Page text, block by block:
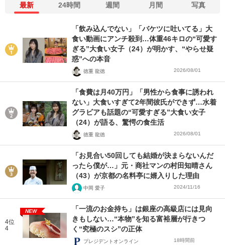
最新 24時間 週間 月間 写真
「飲み込んでない」「バケツに吐いてる」大
食い動画にアンチ殺到…体重46キロの“可愛す
ぎる”大食い女子（24）が明かす、“やらせ疑
惑”への本音
徳重 龍徳 2026/08/01
「食費は月40万円」「男性から食事に誘われ
ない」大食いすぎて2年間彼氏ができず…水着
グラビアも話題の“可愛すぎる”大食い女子
（24）が語る、驚愕の食生活
徳重 龍徳 2026/08/01
「お見合い50回しても結婚が決まらないんだ
ったら僕が…」元・商社マンの村田知晴さん
（43）が京都の名料亭に婿入りした理由
中岡 愛子 2024/11/16
4位
4
NEW
「一流のお金持ち」は銀座の高級店には見向
きもしない…“本物”を知る富裕層が行きつ
く“究極のスシ”の正体
プレジデントオンライン 18時間前